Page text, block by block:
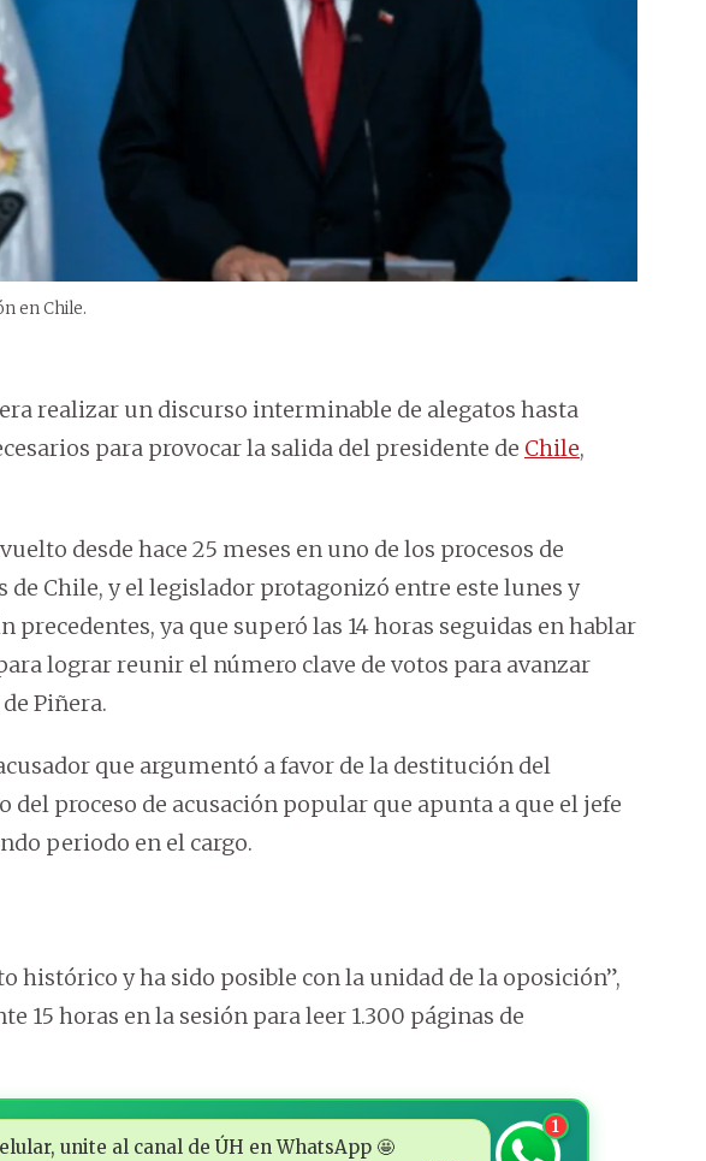
en Chile.
realizar un discurso interminable de alegatos hasta
para provocar la salida del presidente de Chile,
desde hace 25 meses en uno de los procesos de
Chile, y el legislador protagonizó entre este lunes y
ya que superó las 14 horas seguidas en hablar
lograr reunir el número clave de votos para avanzar
Piñera.
que argumentó a favor de la destitución del
del proceso de acusación popular que apunta a que el jefe
periodo en el cargo.
histórico y ha sido posible con la unidad de la oposición”,
15 horas en la sesión para leer 1.300 páginas de
unite al canal de ÚH en WhatsApp 🤩
1